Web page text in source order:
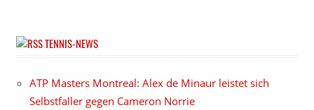
TENNIS-NEWS
ATP Masters Montreal: Alex de Minaur leistet sich
Selbstfaller gegen Cameron Norrie